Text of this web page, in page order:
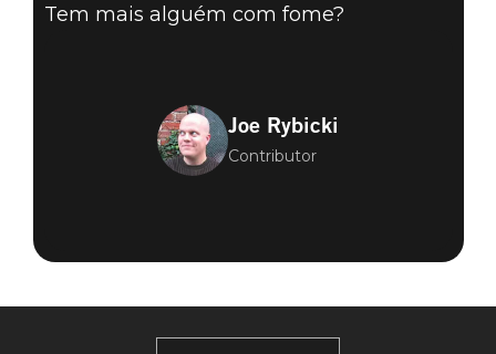
Tem mais alguém com fome?
Joe Rybicki
Contributor